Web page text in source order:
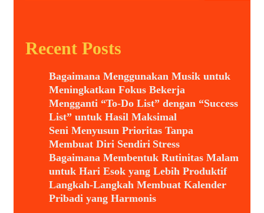
Recent Posts
Bagaimana Menggunakan Musik untuk
Meningkatkan Fokus Bekerja
Mengganti “To-Do List” dengan “Success
List” untuk Hasil Maksimal
Seni Menyusun Prioritas Tanpa
Membuat Diri Sendiri Stress
Bagaimana Membentuk Rutinitas Malam
untuk Hari Esok yang Lebih Produktif
Langkah-Langkah Membuat Kalender
Pribadi yang Harmonis